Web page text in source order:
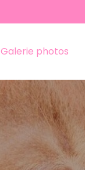
Galerie photos